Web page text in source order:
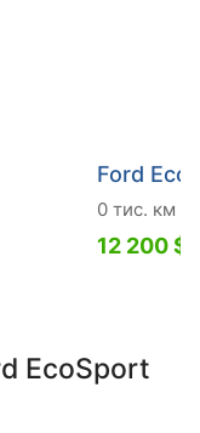
Ford
0 тис. км
12 200 $
EcoSport